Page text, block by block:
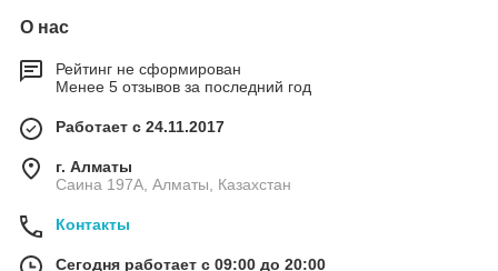
О нас
Рейтинг не сформирован
Менее 5 отзывов за последний год
Работает с 24.11.2017
г. Алматы
Саина 197А, Алматы, Казахстан
Контакты
Сегодня работает с 09:00 до 20:00